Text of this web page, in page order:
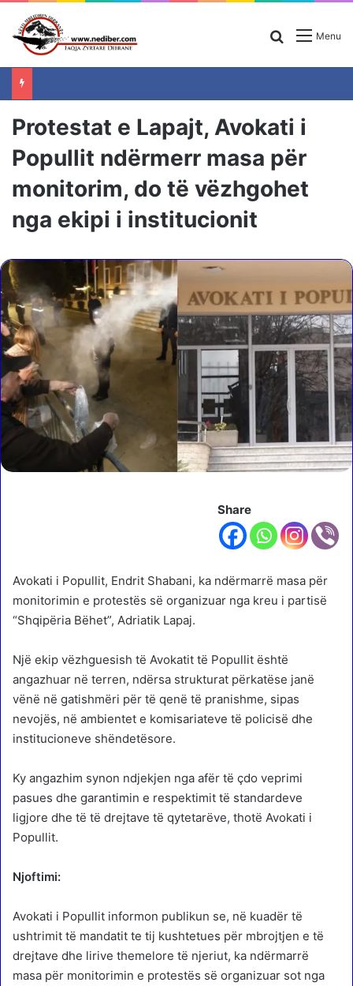
Menu
Search for
Protestat e Lapajt, Avokati i
Popullit ndërmerr masa për
monitorim, do të vëzhgohet
nga ekipi i institucionit
Share
Avokati i Popullit, Endrit Shabani, ka ndërmarrë masa për
monitorimin e protestës së organizuar nga kreu i partisë
“Shqipëria Bëhet”, Adriatik Lapaj.
Një ekip vëzhguesish të Avokatit të Popullit është
angazhuar në terren, ndërsa strukturat përkatëse janë
vënë në gatishmëri për të qenë të pranishme, sipas
nevojës, në ambientet e komisariateve të policisë dhe
institucioneve shëndetësore.
Ky angazhim synon ndjekjen nga afër të çdo veprimi
pasues dhe garantimin e respektimit të standardeve
ligjore dhe të të drejtave të qytetarëve, thotë Avokati i
Popullit.
Njoftimi:
Avokati i Popullit informon publikun se, në kuadër të
ushtrimit të mandatit te tij kushtetues për mbrojtjen e të
drejtave dhe lirive themelore të njeriut, ka ndërmarrë
masa për monitorimin e protestës së organizuar sot nga